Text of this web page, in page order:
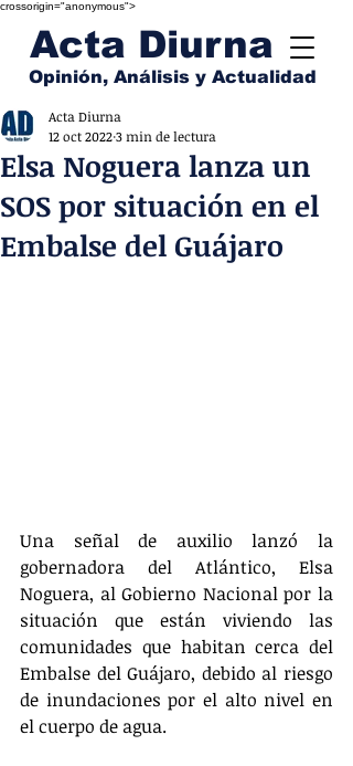
crossorigin="anonymous">
Acta Diurna
Opinión, Análisis y Actualidad
Elsa Noguera lanza un
SOS por situación en el
Embalse del Guájaro
Acta Diurna
12 oct 20223 min de lectura
Una señal de auxilio lanzó la
gobernadora del Atlántico, Elsa
Noguera, al Gobierno Nacional por la
situación que están viviendo las
comunidades que habitan cerca del
Embalse del Guájaro, debido al riesgo
de inundaciones por el alto nivel en
el cuerpo de agua.